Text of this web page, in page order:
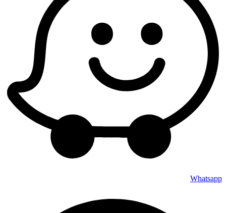
Whatsapp